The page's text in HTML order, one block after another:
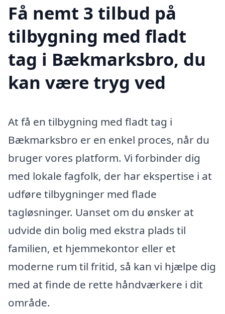
Få nemt 3 tilbud på
tilbygning med fladt
tag i Bækmarksbro, du
kan være tryg ved
At få en tilbygning med fladt tag i
Bækmarksbro er en enkel proces, når du
bruger vores platform. Vi forbinder dig
med lokale fagfolk, der har ekspertise i at
udføre tilbygninger med flade
tagløsninger. Uanset om du ønsker at
udvide din bolig med ekstra plads til
familien, et hjemmekontor eller et
moderne rum til fritid, så kan vi hjælpe dig
med at finde de rette håndværkere i dit
område.